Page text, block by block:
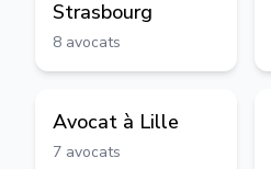
Strasbourg
8 avocats
Avocat à Lille
7 avocats